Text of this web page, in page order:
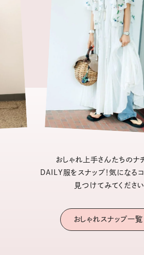
おしゃれ上手さんたちのナ
DAILY服をスナップ！気になる
見つけてみてください
おしゃれスナップ一覧